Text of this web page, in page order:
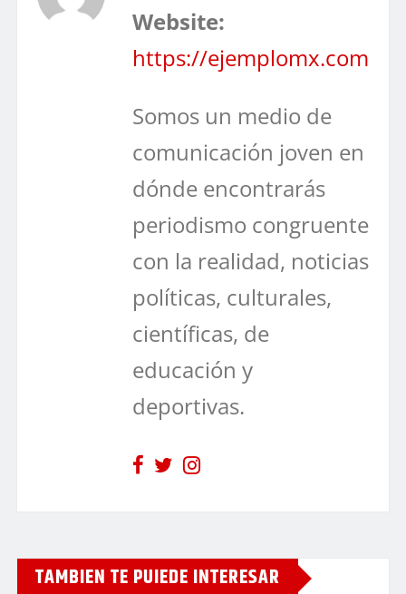
Website:
https://ejemplomx.com
Somos un medio de
comunicación joven en
dónde encontrarás
periodismo congruente
con la realidad, noticias
políticas, culturales,
científicas, de
educación y
deportivas.
TAMBIEN TE PUIEDE INTERESAR